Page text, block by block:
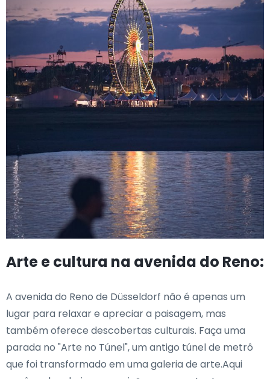
Arte e cultura na avenida do Reno:
A avenida do Reno de Düsseldorf não é apenas um
lugar para relaxar e apreciar a paisagem, mas
também oferece descobertas culturais. Faça uma
parada no "Arte no Túnel", um antigo túnel de metrô
que foi transformado em uma galeria de arte.Aqui